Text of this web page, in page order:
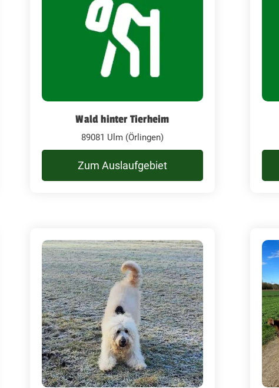
Wald hinter Tierheim
89081 Ulm (Örlingen)
Zum Auslaufgebiet